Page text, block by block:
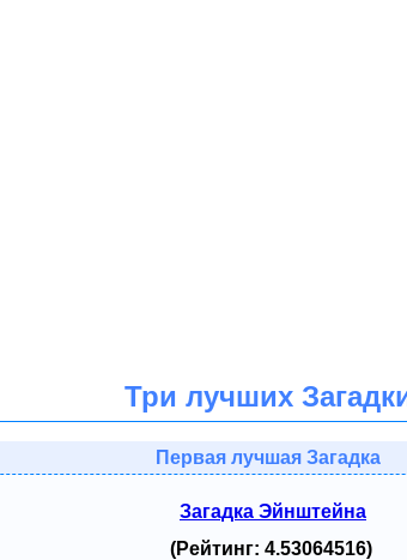
Три лучших
Первая лучшая Загадка
Загадка Эйнштейна
(Рейтинг: 4.53064516)